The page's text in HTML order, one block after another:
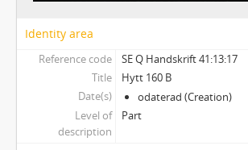
Vykort och andra hälsningskort
Identity area
Reference code
SE Q Handskrift 41:13:17
Title
Hytt 160 B
Date(s)
odaterad (Creation)
Level of
description
Part